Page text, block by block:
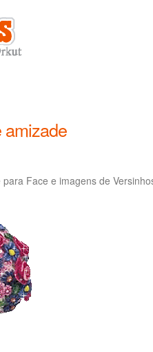
amizade
Face e imagens de